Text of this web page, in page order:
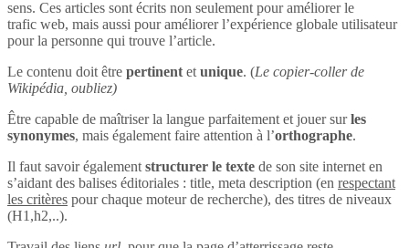
sens. Ces articles sont écrits non seulement pour améliorer le
trafic web, mais aussi pour améliorer l’expérience globale utilisateur
pour la personne qui trouve l’article.
Le contenu doit être pertinent et unique. (Le copier-coller de
Wikipédia, oubliez)
Être capable de maîtriser la langue parfaitement et jouer surles
synonymes, mais également faire attention à l’orthographe.
Il faut savoir également structurer le texte de son site internet en
s’aidant des balises éditoriales : title, meta description (en respectant
les critères pour chaque moteur de recherche), des titres de niveaux
(H1,h2,..).